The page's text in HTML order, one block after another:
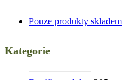
Pouze produkty skladem
Kategorie